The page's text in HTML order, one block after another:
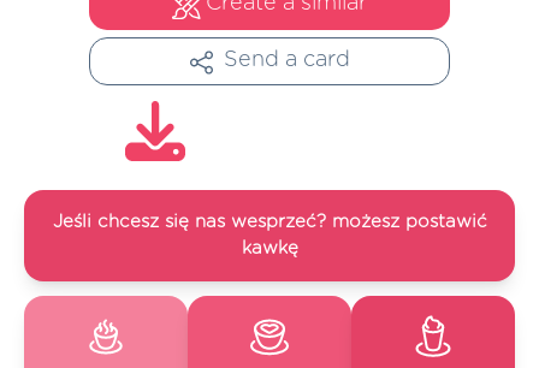
Send a card
Jeśli chcesz się nas wesprzeć? możesz postawić
kawkę